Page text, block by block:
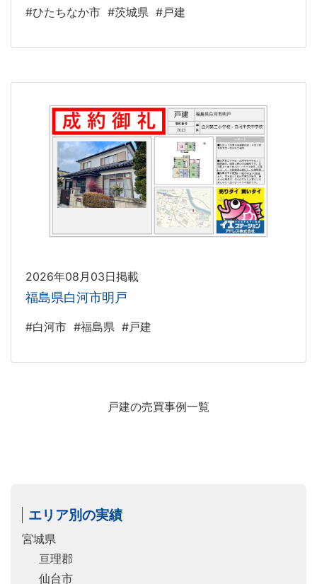
#ひたちなか市 #茨城県 #戸建
2026年08月03日掲載
福島県白河市明戸
#白河市 #福島県 #戸建
戸建の売買事例一覧
エリア別の実績
宮城県
亘理郡
仙台市